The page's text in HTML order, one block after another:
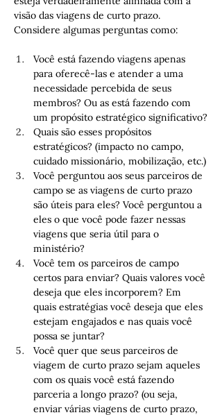
visão das viagens de curto prazo.
Considere algumas perguntas como:
Você está fazendo viagens apenas
para oferecê-las e atender a uma
necessidade percebida de seus
membros? Ou as está fazendo com
um propósito estratégico significativo?
Quais são esses propósitos
estratégicos? (impacto no campo,
cuidado missionário, mobilização, etc.)
Você perguntou aos seus parceiros de
campo se as viagens de curto prazo
são úteis para eles? Você perguntou a
eles o que você pode fazer nessas
viagens que seria útil para o
ministério?
Você tem os parceiros de campo
certos para enviar? Quais valores você
deseja que eles incorporem? Em
quais estratégias você deseja que eles
estejam engajados e nas quais você
possa se juntar?
Você quer que seus parceiros de
viagem de curto prazo sejam aqueles
com os quais você está fazendo
parceria a longo prazo? (ou seja,
enviar várias viagens de curto prazo,